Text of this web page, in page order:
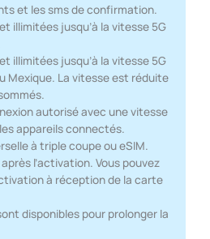
et les sms de confirmation.
illimitées jusqu’à la vitesse 5G
illimitées jusqu’à la vitesse 5G
Mexique. La vitesse est réduite
autorisé avec une vitesse
appareils connectés.
à triple coupe ou eSIM.
l’activation. Vous pouvez
à réception de la carte
disponibles pour prolonger la